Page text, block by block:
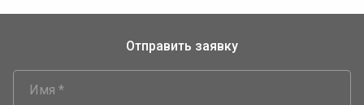
Отправить заявку